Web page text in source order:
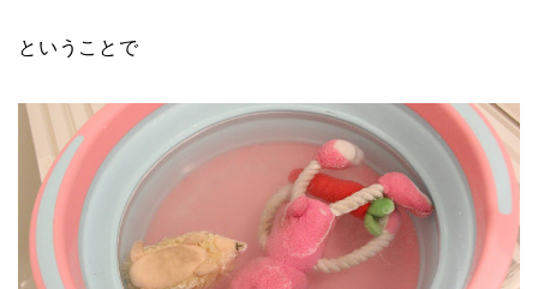
ということで